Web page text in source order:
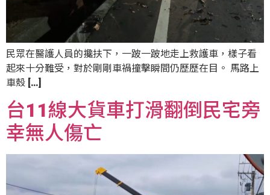
民眾在醫護人員的攙扶下，一跛一跛地走上救護車，樣子看
起來十分難受，對於剛剛車禍撞擊瞬間仍歷歷在目。 馬路上
車殼 […]
台11線大貨車打滑翻倒民宅旁
幸無人傷亡